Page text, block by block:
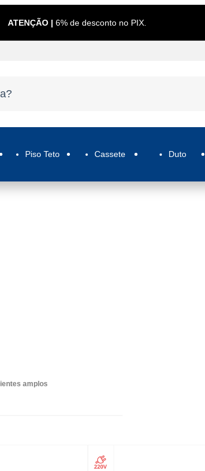
ATENÇÃO | 6% de desconto no PIX.
Piso Teto Cassete Duto
amplos